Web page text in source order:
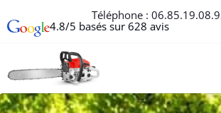
Téléphone :
4.8/5 basés sur 628 avis